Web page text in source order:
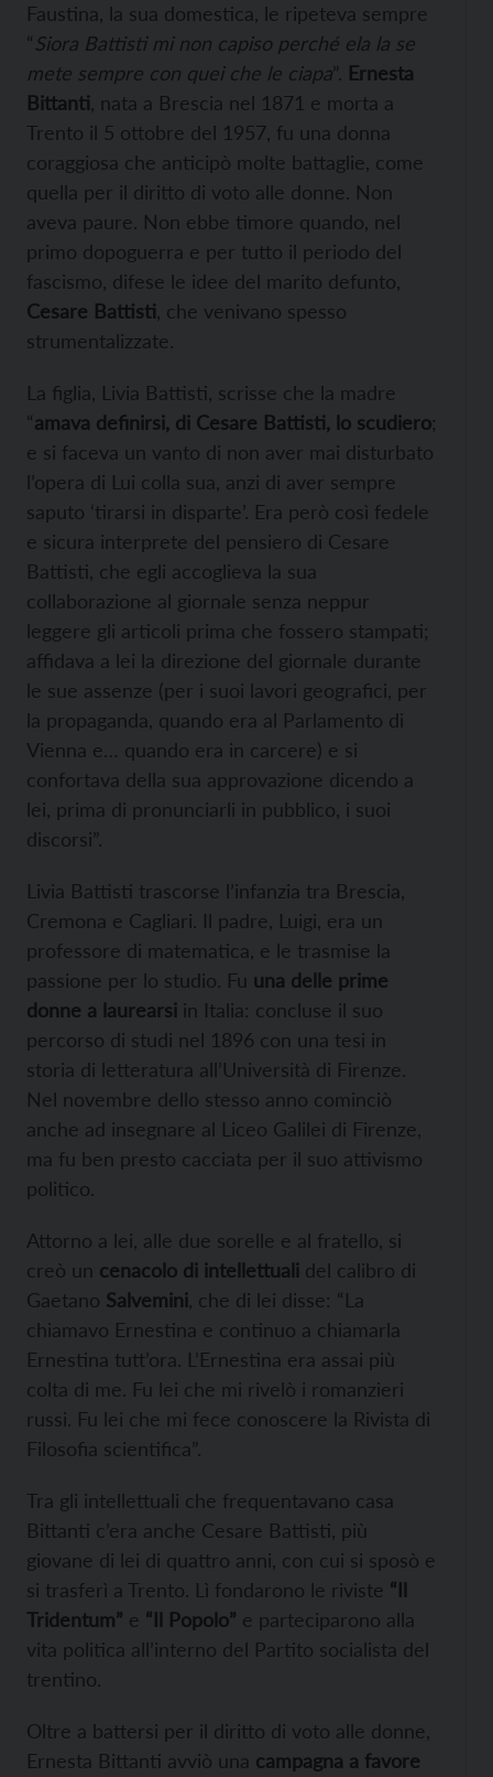
Faustina, la sua domestica, le ripeteva sempre
“Siora Battisti mi non capiso perché ela la se
mete sempre con quei che le ciapa”. Ernesta
Bittanti , nata a Brescia nel 1871 e morta a
Trento il 5 ottobre del 1957, fu una donna
coraggiosa che anticipò molte battaglie, come
quella per il diritto di voto alle donne. Non
aveva paure. Non ebbe timore quando, nel
primo dopoguerra e per tutto il periodo del
fascismo, difese le idee del marito defunto,
Cesare Battisti , che venivano spesso
strumentalizzate.
La figlia, Livia Battisti, scrisse che la madre
“amava definirsi, di Cesare Battisti, lo scudiero;
e si faceva un vanto di non aver mai disturbato
l’opera di Lui colla sua, anzi di aver sempre
saputo ‘tirarsi in disparte’. Era però così fedele
e sicura interprete del pensiero di Cesare
Battisti, che egli accoglieva la sua
collaborazione al giornale senza neppur
leggere gli articoli prima che fossero stampati;
affidava a lei la direzione del giornale durante
le sue assenze (per i suoi lavori geografici, per
la propaganda, quando era al Parlamento di
Vienna e… quando era in carcere) e si
confortava della sua approvazione dicendo a
lei, prima di pronunciarli in pubblico, i suoi
discorsi”.
Livia Battisti trascorse l’infanzia tra Brescia,
Cremona e Cagliari. Il padre, Luigi, era un
professore di matematica, e le trasmise la
passione per lo studio. Fu una delle prime
donne a laurearsi in Italia: concluse il suo
percorso di studi nel 1896 con una tesi in
storia di letteratura all’Università di Firenze.
Nel novembre dello stesso anno cominciò
anche ad insegnare al Liceo Galilei di Firenze,
ma fu ben presto cacciata per il suo attivismo
politico.
Attorno a lei, alle due sorelle e al fratello, si
creò un cenacolo di intellettuali del calibro di
Gaetano Salvemini , che di lei disse: “La
chiamavo Ernestina e continuo a chiamarla
Ernestina tutt’ora. L’Ernestina era assai più
colta di me. Fu lei che mi rivelò i romanzieri
russi. Fu lei che mi fece conoscere la Rivista di
Filosofia scientifica”.
Tra gli intellettuali che frequentavano casa
Bittanti c’era anche Cesare Battisti, più
giovane di lei di quattro anni, con cui si sposò e
si trasferì a Trento. Lì fondarono le riviste “Il
Tridentum” e “Il Popolo” e parteciparono alla
vita politica all’interno del Partito socialista del
trentino.
Oltre a battersi per il diritto di voto alle donne,
Ernesta Bittanti avviò una campagna a favore